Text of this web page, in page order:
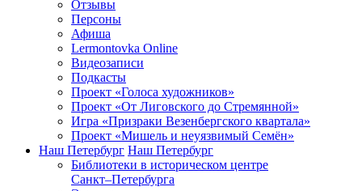
Отзывы
Персоны
Афиша
Lermontovka Online
Видеозаписи
Подкасты
Проект «Голоса художников»
Проект «От Лиговского до Стремянной»
Игра «Призраки Везенбергского квартала»
Проект «Мишель и неуязвимый Семён»
Наш Петербург Наш Петербург
Библиотеки в историческом центре
Санкт–Петербурга